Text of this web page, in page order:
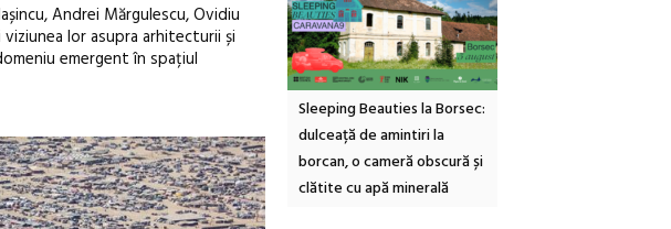
Andrei Mărgulescu, Ovidiu
lor asupra arhitecturii și
emergent în spațiul
dulceață de amintiri la
borcan, o cameră obscură și
clătite cu apă minerală
Festivalul Strada
Armenească #10: concerte,
ateliere și întâlniri în Grădina
Botanică